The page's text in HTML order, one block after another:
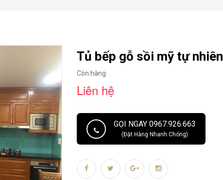
Tủ bếp gỗ sồi mỹ tự nhiên
Còn hàng
Liên hệ
GỌI NGAY 0967.926.663
(Đặt Hàng Nhanh Chóng)